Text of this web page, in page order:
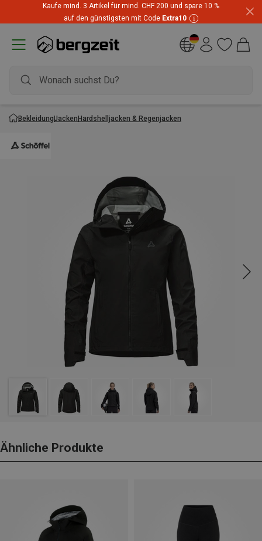
Highlights zum unschlagbaren Preis! Bis zu -60 % im
Summer Sale
Kaufe mind. 3 Artikel für mind. CHF 200 und spare 10 %
auf den günstigsten mit Code Extra10
BekleidungJackenHardshelljacken & Regenjacken
Ähnliche Produkte